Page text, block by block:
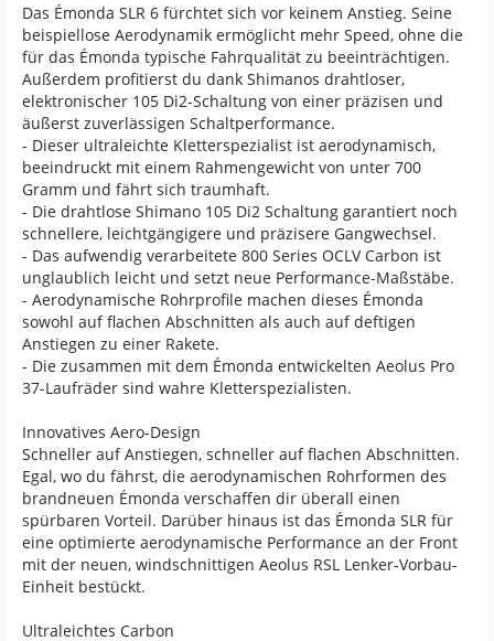
Das Émonda SLR 6 fürchtet sich vor keinem Anstieg. Seine
beispiellose Aerodynamik ermöglicht mehr Speed, ohne die
für das Émonda typische Fahrqualität zu beeinträchtigen.
Außerdem profitierst du dank Shimanos drahtloser,
elektronischer 105 Di2-Schaltung von einer präzisen und
äußerst zuverlässigen Schaltperformance.
- Dieser ultraleichte Kletterspezialist ist aerodynamisch,
beeindruckt mit einem Rahmengewicht von unter 700
Gramm und fährt sich traumhaft.
- Die drahtlose Shimano 105 Di2 Schaltung garantiert noch
schnellere, leichtgängigere und präzisere Gangwechsel.
- Das aufwendig verarbeitete 800 Series OCLV Carbon ist
unglaublich leicht und setzt neue Performance-Maßstäbe.
- Aerodynamische Rohrprofile machen dieses Émonda
sowohl auf flachen Abschnitten als auch auf deftigen
Anstiegen zu einer Rakete.
- Die zusammen mit dem Émonda entwickelten Aeolus Pro
37-Laufräder sind wahre Kletterspezialisten.
Innovatives Aero-Design
Schneller auf Anstiegen, schneller auf flachen Abschnitten.
Egal, wo du fährst, die aerodynamischen Rohrformen des
brandneuen Émonda verschaffen dir überall einen
spürbaren Vorteil. Darüber hinaus ist das Émonda SLR für
eine optimierte aerodynamische Performance an der Front
mit der neuen, windschnittigen Aeolus RSL Lenker-Vorbau-
Einheit bestückt.
Ultraleichtes Carbon